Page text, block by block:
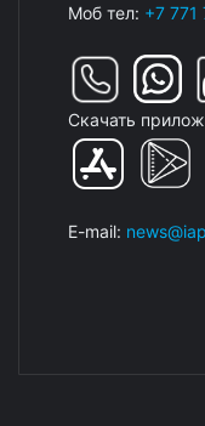
Моб тел: +7 771
Скачать
E-mail: